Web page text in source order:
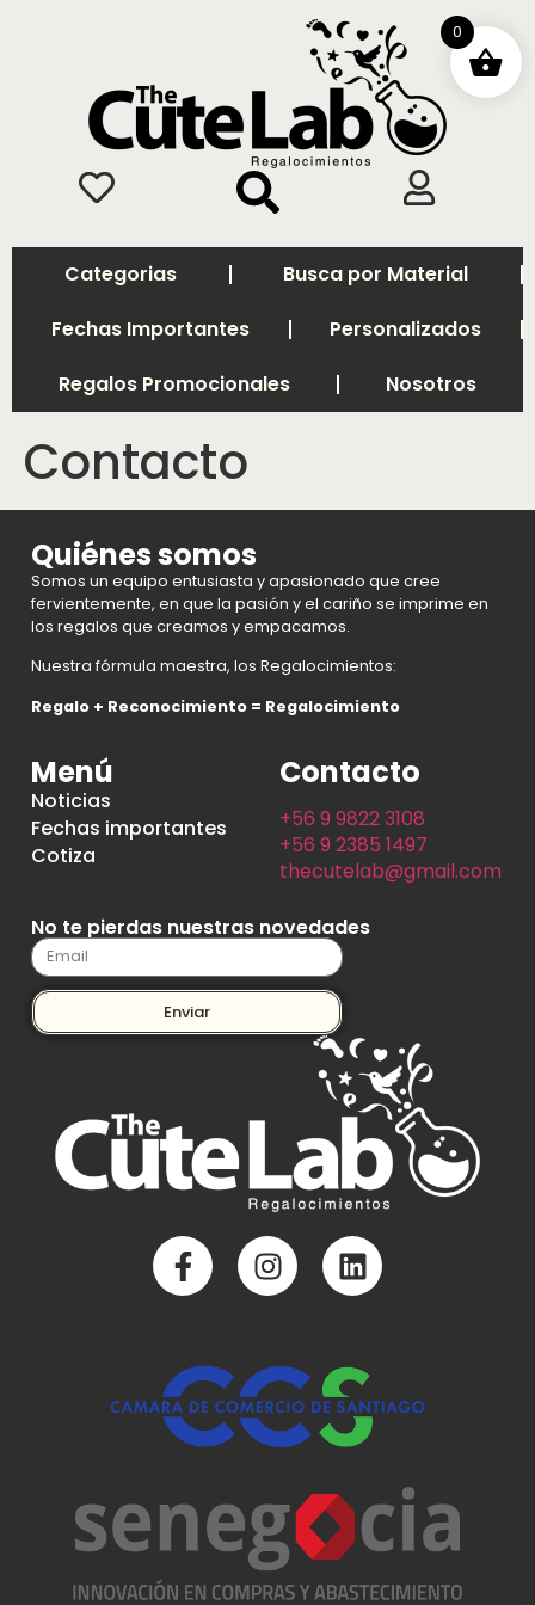
Categorias
Busca por Material
Fechas Importantes
Personalizados
Regalos Promocionales
Nosotros
Contacto
Quiénes somos
Somos un equipo entusiasta y apasionado que cree
fervientemente, en que la pasión y el cariño se imprime en
los regalos que creamos y empacamos.
Nuestra fórmula maestra, los Regalocimientos:
Regalo + Reconocimiento = Regalocimiento
Menú
Noticias
Fechas importantes
Cotiza
Contacto
+56 9 9822 3108
+56 9 2385 1497
thecutelab@gmail.com
No te pierdas nuestras novedades
Enviar
0